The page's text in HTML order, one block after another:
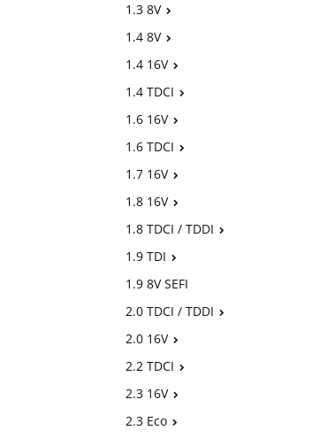
1.3 8V
1.4 8V
1.4 16V
1.4 TDCI
1.6 16V
1.6 TDCI
1.7 16V
1.8 16V
1.8 TDCI / TDDI
1.9 TDI
1.9 8V SEFI
2.0 TDCI / TDDI
2.0 16V
2.2 TDCI
2.3 16V
2.3 Eco